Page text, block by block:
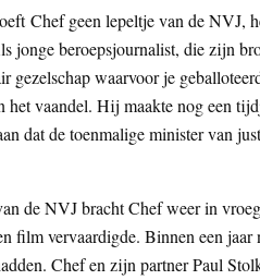
Chef geen lepeltje van de NVJ,
jonge beroepsjournalist, die zijn
gezelschap waarvoor je
het vaandel. Hij maakte nog een
dat de toenmalige minister van
de NVJ bracht Chef weer in
film vervaardigde. Binnen een
Chef en zijn partner Paul